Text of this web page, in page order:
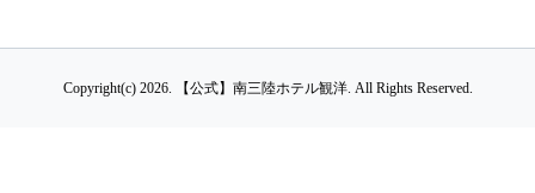
Copyright(c) 2026. 【公式】南三陸ホテル観洋. All Rights Reserved.